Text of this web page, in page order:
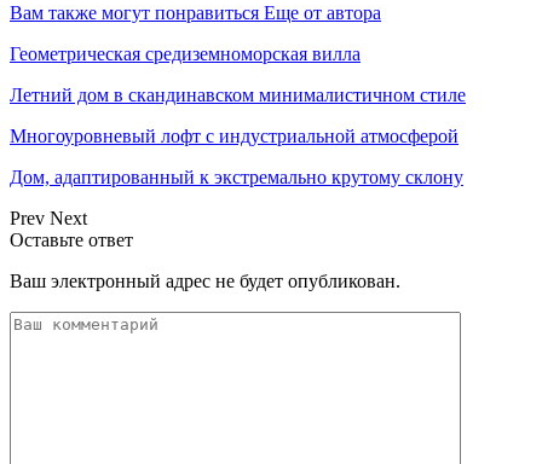
Вам также могут понравиться Еще от автора
Геометрическая средиземноморская вилла
Летний дом в скандинавском минималистичном стиле
Многоуровневый лофт с индустриальной атмосферой
Дом, адаптированный к экстремально крутому склону
Prev Next
Оставьте ответ
Ваш электронный адрес не будет опубликован.